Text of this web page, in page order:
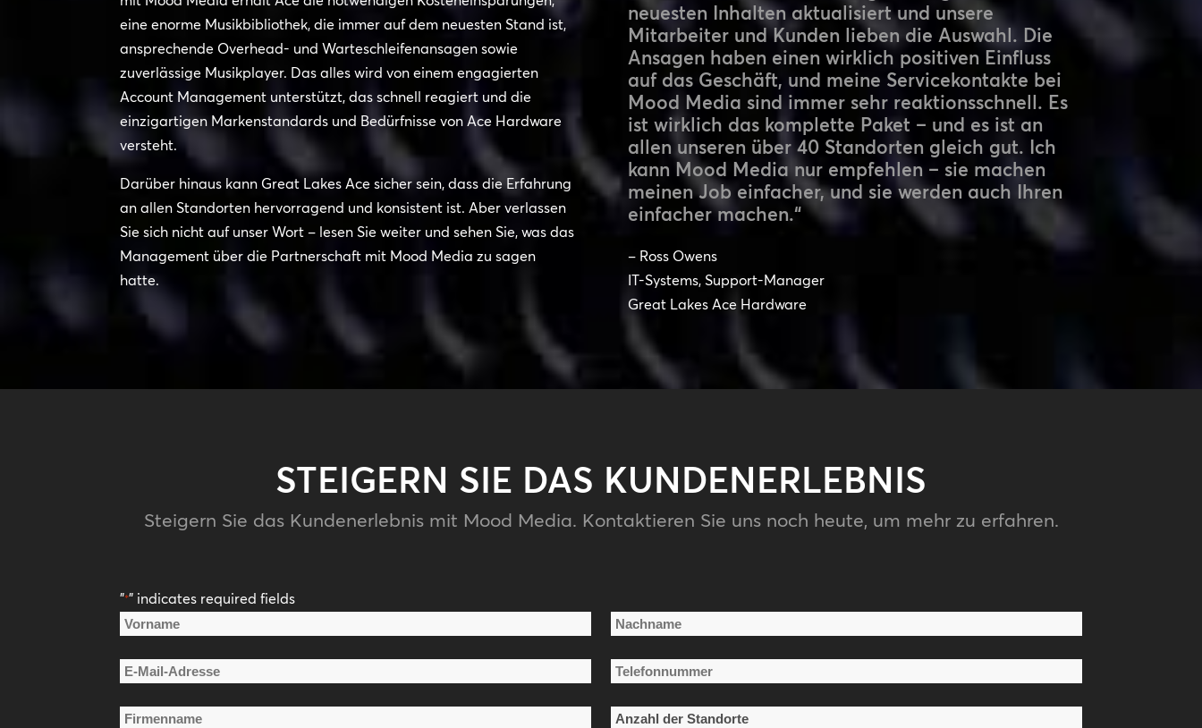
eine enorme Musikbibliothek, die immer auf dem neuesten Stand ist,
ansprechende Overhead- und Warteschleifenansagen sowie
zuverlässige Musikplayer. Das alles wird von einem engagierten
Account Management unterstützt, das schnell reagiert und die
einzigartigen Markenstandards und Bedürfnisse von Ace Hardware
versteht.
Darüber hinaus kann Great Lakes Ace sicher sein, dass die Erfahrung
an allen Standorten hervorragend und konsistent ist. Aber verlassen
Sie sich nicht auf unser Wort – lesen Sie weiter und sehen Sie, was das
Management über die Partnerschaft mit Mood Media zu sagen
hatte.
neuesten Inhalten aktualisiert und unsere
Mitarbeiter und Kunden lieben die Auswahl. Die
Ansagen haben einen wirklich positiven Einfluss
auf das Geschäft, und meine Servicekontakte bei
Mood Media sind immer sehr reaktionsschnell. Es
ist wirklich das komplette Paket – und es ist an
allen unseren über 40 Standorten gleich gut. Ich
kann Mood Media nur empfehlen – sie machen
meinen Job einfacher, und sie werden auch Ihren
einfacher machen.“
– Ross Owens
IT-Systems, Support-Manager
Great Lakes Ace Hardware
STEIGERN SIE DAS KUNDENERLEBNIS
Steigern Sie das Kundenerlebnis mit Mood Media. Kontaktieren Sie uns noch heute, um mehr zu erfahren.
"*" indicates required fields
Name
Vorname Nachname
E-
Adresse
Telefonnummer
Firmenname
Anzahl